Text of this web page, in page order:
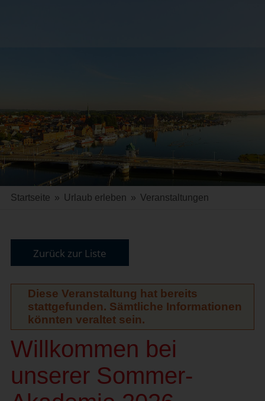
Startseite » Urlaub erleben » Veranstaltungen
Zurück zur Liste
Diese Veranstaltung hat bereits
stattgefunden. Sämtliche Informationen
könnten veraltet sein.
Willkommen bei
unserer Sommer-